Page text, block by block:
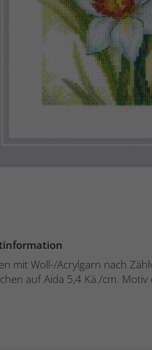
mit Woll-/Acrylgarn nach
auf Aida 5,4 Kä./cm. Motiv